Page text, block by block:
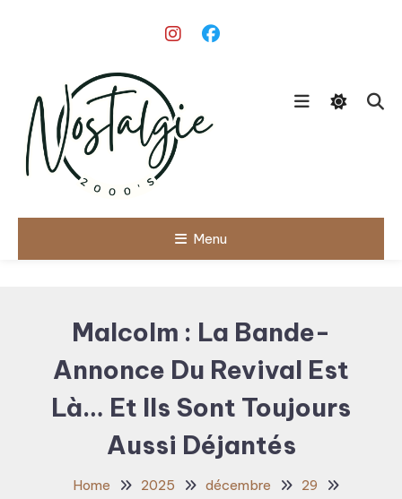
Nostalgie
Menu
Malcolm : La Bande-
Annonce Du Revival Est
Là… Et Ils Sont Toujours
Aussi Déjantés
Home 2025 décembre
29